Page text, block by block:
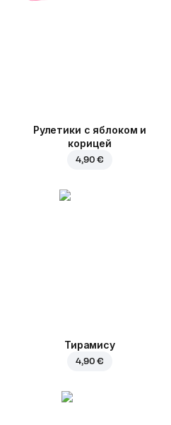
Рулетики с яблоком и
корицей
4,90 €
Тирамису
4,90 €